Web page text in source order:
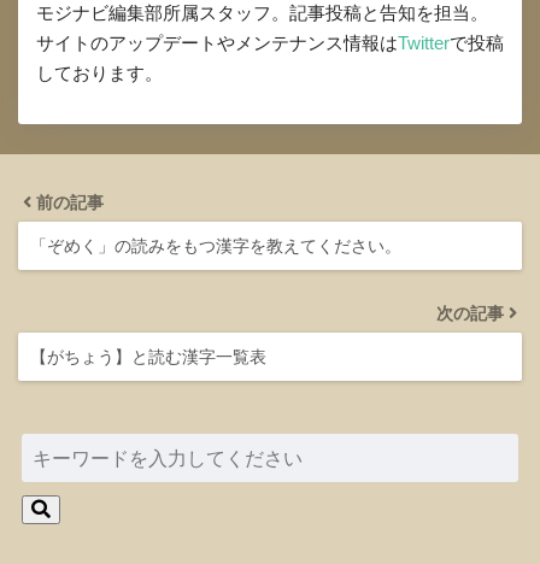
モジナビ編集部所属スタッフ。記事投稿と告知を担当。
サイトのアップデートやメンテナンス情報はTwitterで投稿
しております。
前の記事
「ぞめく」の読みをもつ漢字を教えてください。
次の記事
【がちょう】と読む漢字一覧表